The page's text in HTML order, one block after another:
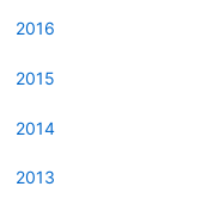
2016
2015
2014
2013